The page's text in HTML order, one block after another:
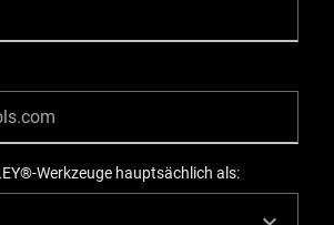
Werkzeuge hauptsächlich als: